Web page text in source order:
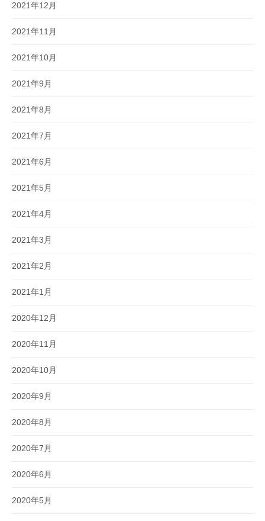
2021年12月
2021年11月
2021年10月
2021年9月
2021年8月
2021年7月
2021年6月
2021年5月
2021年4月
2021年3月
2021年2月
2021年1月
2020年12月
2020年11月
2020年10月
2020年9月
2020年8月
2020年7月
2020年6月
2020年5月